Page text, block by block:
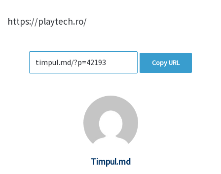
https://playtech.ro/
Copy URL
Timpul.md